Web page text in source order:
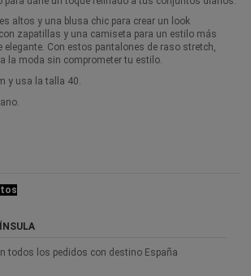
altos y una blusa chic para crear un look
zapatillas y una camiseta para un estilo más
elegante. Con estos pantalones de raso stretch,
la moda sin comprometer tu estilo.
y usa la talla 40.
todos los pedidos con destino España